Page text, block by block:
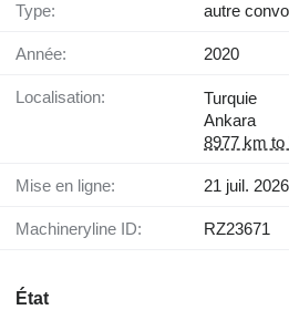
Type: autre
Année: 2020
Localisation:
Turquie
Ankara
8977 km
Mise en ligne: 21 juil. 2026
Machineryline ID: RZ23671
État